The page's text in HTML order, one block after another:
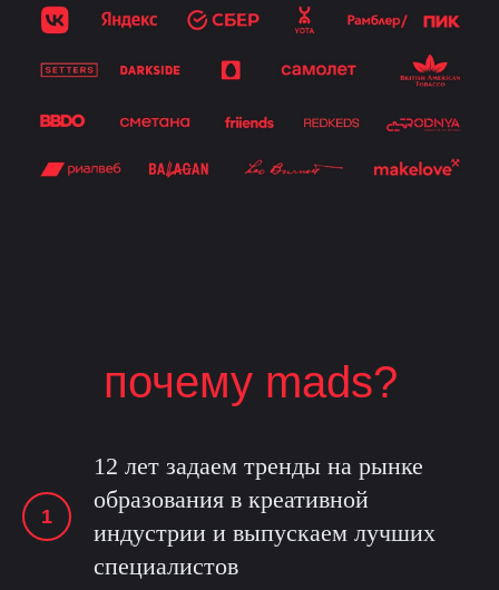
почему mads?
12 лет задаем тренды на рынке
образования в креативной
индустрии и выпускаем лучших
специалистов